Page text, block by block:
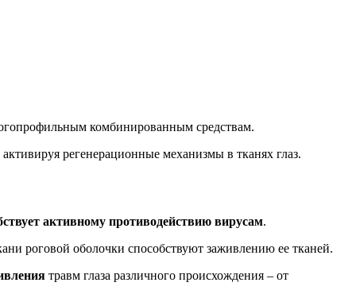
комбинированным средствам.
активируя регенерационные механизмы в тканях глаз.
активному противодействию вирусам.
роговой оболочки способствуют заживлению ее тканей.
травм глаза различного происхождения – от